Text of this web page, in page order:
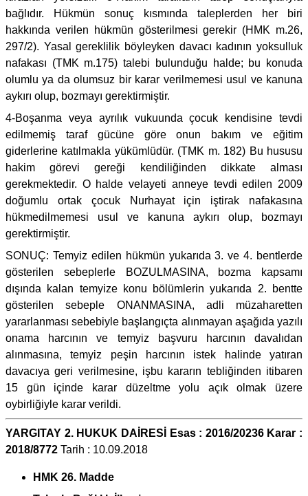
bağlıdır. Hükmün sonuç kısmında taleplerden her biri
hakkında verilen hükmün gösterilmesi gerekir (HMK m.26,
297/2). Yasal gereklilik böyleyken davacı kadının yoksulluk
nafakası (TMK m.175) talebi bulunduğu halde; bu konuda
olumlu ya da olumsuz bir karar verilmemesi usul ve kanuna
aykırı olup, bozmayı gerektirmiştir.
4-Boşanma veya ayrılık vukuunda çocuk kendisine tevdi
edilmemiş taraf gücüne göre onun bakım ve eğitim
giderlerine katılmakla yükümlüdür. (TMK m. 182) Bu hususu
hakim görevi gereği kendiliğinden dikkate alması
gerekmektedir. O halde velayeti anneye tevdi edilen 2009
doğumlu ortak çocuk Nurhayat için iştirak nafakasına
hükmedilmemesi usul ve kanuna aykırı olup, bozmayı
gerektirmiştir.
SONUÇ: Temyiz edilen hükmün yukarıda 3. ve 4. bentlerde
gösterilen sebeplerle BOZULMASINA, bozma kapsamı
dışında kalan temyize konu bölümlerin yukarıda 2. bentte
gösterilen sebeple ONANMASINA, adli müzaharetten
yararlanması sebebiyle başlangıçta alınmayan aşağıda yazılı
onama harcının ve temyiz başvuru harcının davalıdan
alınmasına, temyiz peşin harcının istek halinde yatıran
davacıya geri verilmesine, işbu kararın tebliğinden itibaren
15 gün içinde karar düzeltme yolu açık olmak üzere
oybirliğiyle karar verildi.
YARGITAY 2. HUKUK DAİRESİ Esas : 2016/20236 Karar :
2018/8772 Tarih : 10.09.2018
HMK 26. Madde